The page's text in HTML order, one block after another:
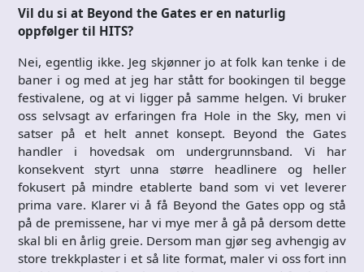
Vil du si at Beyond the Gates er en naturlig
oppfølger til HITS?
Nei, egentlig ikke. Jeg skjønner jo at folk kan tenke i de
baner i og med at jeg har stått for bookingen til begge
festivalene, og at vi ligger på samme helgen. Vi bruker
oss selvsagt av erfaringen fra Hole in the Sky, men vi
satser på et helt annet konsept. Beyond the Gates
handler i hovedsak om undergrunnsband. Vi har
konsekvent styrt unna større headlinere og heller
fokusert på mindre etablerte band som vi vet leverer
prima vare. Klarer vi å få Beyond the Gates opp og stå
på de premissene, har vi mye mer å gå på dersom dette
skal bli en årlig greie. Dersom man gjør seg avhengig av
store trekkplaster i et så lite format, maler vi oss fort inn